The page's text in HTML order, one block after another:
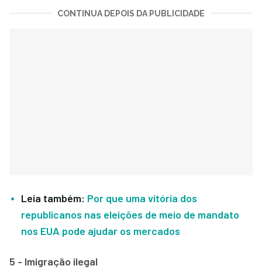
CONTINUA DEPOIS DA PUBLICIDADE
Leia também: Por que uma vitória dos
republicanos nas eleições de meio de mandato
nos EUA pode ajudar os mercados
5 - Imigração ilegal